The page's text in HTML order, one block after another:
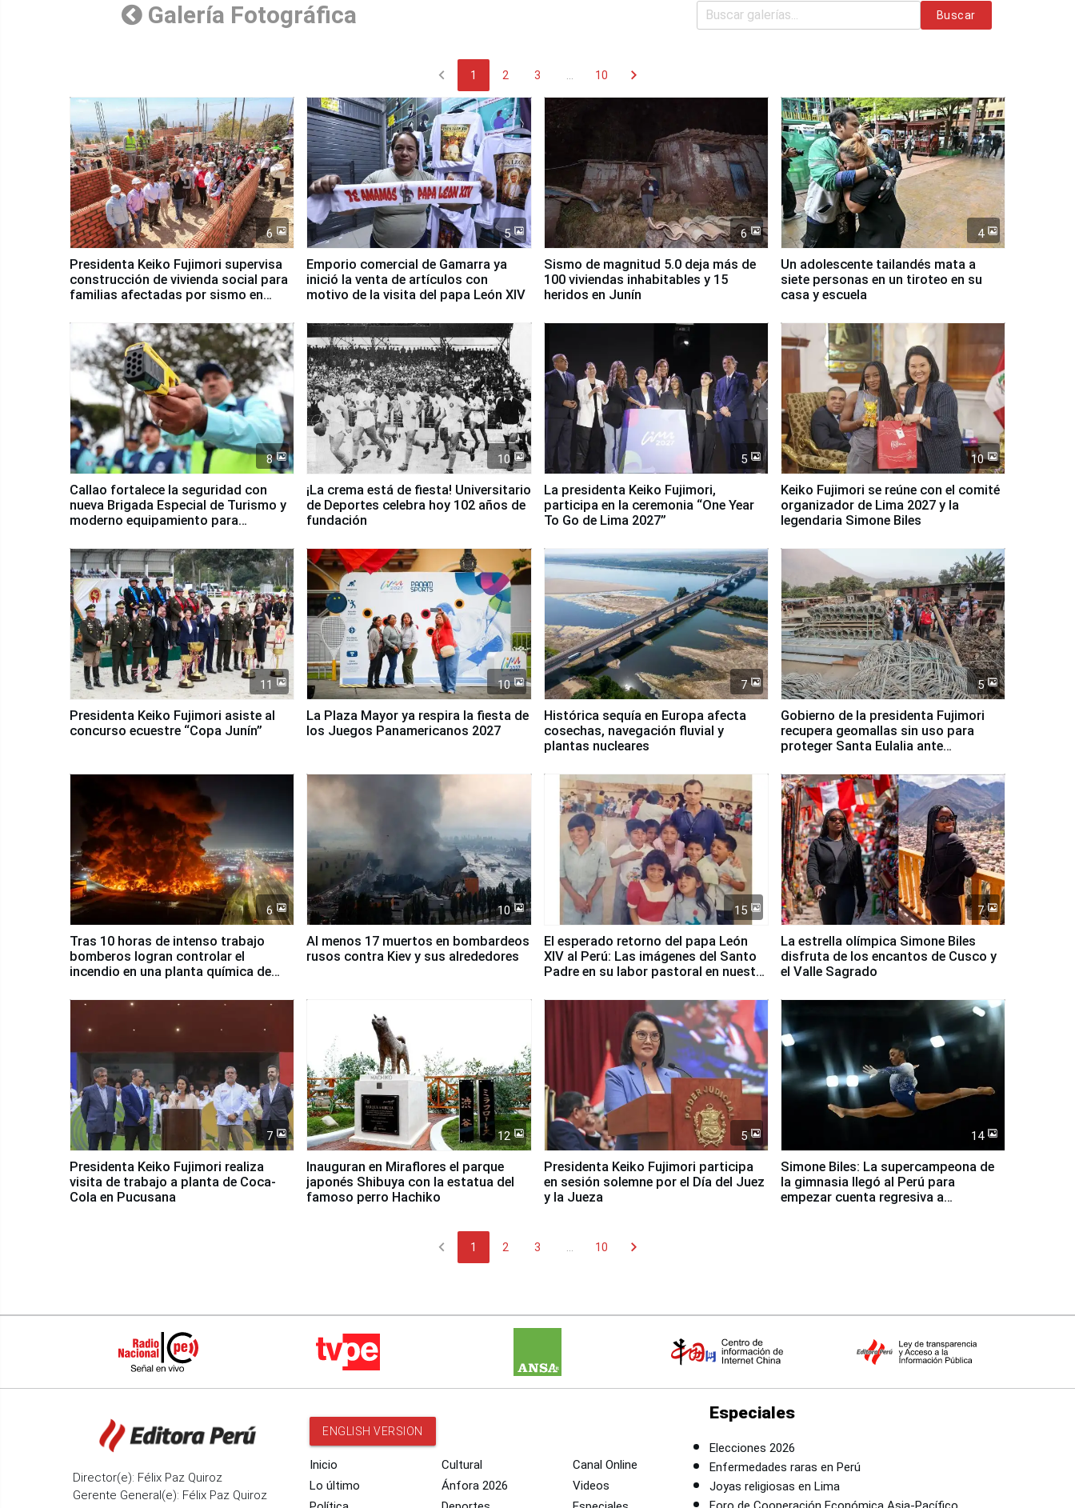
Galería Fotográfica Buscar
chevron_left 1 2 3 10 chevron_right
6
Presidenta Keiko Fujimori supervisa
construcción de vivienda social para
familias afectadas por sismo en
5
Emporio comercial de Gamarra ya
inició la venta de artículos con
motivo de la visita del papa León XIV
6
Sismo de magnitud 5.0 deja más de
100 viviendas inhabitables y 15
heridos en Junín
4
Un adolescente tailandés mata a
siete personas en un tiroteo en su
casa y escuela
8
Callao fortalece la seguridad con
nueva Brigada Especial de Turismo y
moderno equipamiento para
10
¡La crema está de fiesta! Universitario
de Deportes celebra hoy 102 años de
fundación
5
La presidenta Keiko Fujimori,
participa en la ceremonia “One Year
To Go de Lima 2027”
10
Keiko Fujimori se reúne con el comité
organizador de Lima 2027 y la
legendaria Simone Biles
11
Presidenta Keiko Fujimori asiste al
concurso ecuestre “Copa Junín”
10
La Plaza Mayor ya respira la fiesta de
los Juegos Panamericanos 2027
7
Histórica sequía en Europa afecta
cosechas, navegación fluvial y
plantas nucleares
5
Gobierno de la presidenta Fujimori
recupera geomallas sin uso para
proteger Santa Eulalia ante
6
Tras 10 horas de intenso trabajo
bomberos logran controlar el
incendio en una planta química de
10
Al menos 17 muertos en bombardeos
rusos contra Kiev y sus alrededores
15
El esperado retorno del papa León
XIV al Perú: Las imágenes del Santo
Padre en su labor pastoral en nuestro
7
La estrella olímpica Simone Biles
disfruta de los encantos de Cusco y
el Valle Sagrado
7
Presidenta Keiko Fujimori realiza
visita de trabajo a planta de Coca-
Cola en Pucusana
12
Inauguran en Miraflores el parque
japonés Shibuya con la estatua del
famoso perro Hachiko
5
Presidenta Keiko Fujimori participa
en sesión solemne por el Día del Juez
y la Jueza
14
Simone Biles: La supercampeona de
la gimnasia llegó al Perú para
empezar cuenta regresiva a
chevron_left 1 2 3 10 chevron_right
Director(e): Félix Paz Quiroz
Gerente General(e): Félix Paz Quiroz
ENGLISH VERSION
Inicio
Lo último
Cultural
Ánfora 2026
Canal Online
Videos
Especiales
Elecciones 2026
Enfermedades raras en Perú
Joyas religiosas en Lima